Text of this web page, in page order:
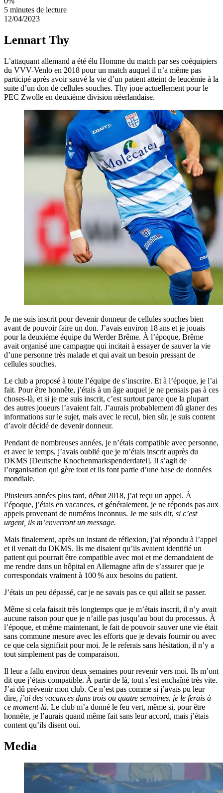
5 minutes de lecture
12/04/2023
Lennart Thy
L’attaquant allemand a été élu Homme du match par ses coéquipiers
du VVV-Venlo en 2018 pour un match auquel il n’a même pas
participé après avoir sauvé la vie d’un patient atteint de leucémie à la
suite d’un don de cellules souches. Thy joue actuellement pour le
PEC Zwolle en deuxième division néerlandaise.
Je me suis inscrit pour devenir donneur de cellules souches bien
avant de pouvoir faire un don. J’avais environ 18 ans et je jouais
pour la deuxième équipe du Werder Brême. À l’époque, Brême
avait organisé une campagne qui incitait à essayer de sauver la vie
d’une personne très malade et qui avait un besoin pressant de
cellules souches.
Le club a proposé à toute l’équipe de s’inscrire. Et à l’époque, je l’ai
fait. Pour être honnête, j’étais à un âge auquel je ne pensais pas à ces
choses-là, et si je me suis inscrit, c’est surtout parce que la plupart
des autres joueurs l’avaient fait. J’aurais probablement dû glaner des
informations sur le sujet, mais avec le recul, bien sûr, je suis content
d’avoir décidé de devenir donneur.
Pendant de nombreuses années, je n’étais compatible avec personne,
et avec le temps, j’avais oublié que je m’étais inscrit auprès du
DKMS [Deutsche Knochenmarkspenderdatei]. Il s’agit de
l’organisation qui gère tout et ils font partie d’une base de données
mondiale.
Plusieurs années plus tard, début 2018, j’ai reçu un appel. À
l’époque, j’étais en vacances, et généralement, je ne réponds pas aux
appels provenant de numéros inconnus. Je me suis dit, si c’est
urgent, ils m’enverront un message.
Mais finalement, après un instant de réflexion, j’ai répondu à l’appel
et il venait du DKMS. Ils me disaient qu’ils avaient identifié un
patient qui pourrait être compatible avec moi et me demandaient de
me rendre dans un hôpital en Allemagne afin de s’assurer que je
correspondais vraiment à 100 % aux besoins du patient.
J’étais un peu dépassé, car je ne savais pas ce qui allait se passer.
Même si cela faisait très longtemps que je m’étais inscrit, il n’y avait
aucune raison pour que je n’aille pas jusqu’au bout du processus. À
l’époque, et même maintenant, le fait de pouvoir sauver une vie était
sans commune mesure avec les efforts que je devais fournir ou avec
ce que cela signifiait pour moi. Je le referais sans hésitation, il n’y a
tout simplement pas de comparaison.
Il leur a fallu environ deux semaines pour revenir vers moi. Ils m’ont
dit que j’étais compatible. À partir de là, tout s’est enchaîné très vite.
J’ai dû prévenir mon club. Ce n’est pas comme si j’avais pu leur
dire, j’ai des vacances dans trois ou quatre semaines, je le ferais à
ce moment-là. Le club m’a donné le feu vert, même si, pour être
honnête, je l’aurais quand même fait sans leur accord, mais j’étais
content qu’ils disent oui.
Media